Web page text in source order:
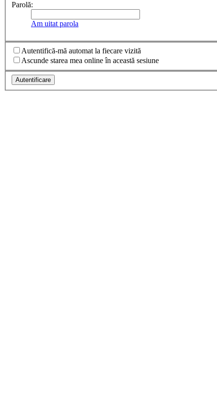
Parolă:
Am uitat parola
Autentifică-mă automat la fiecare vizită
Ascunde starea mea online în această sesiune